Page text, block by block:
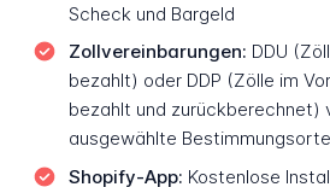
Scheck und Bargeld
Zollvereinbarungen: DDU
bezahlt) oder DDP (Zölle im
bezahlt und zurückberechnet)
ausgewählte Bestimmungsorte
Shopify-App: Kostenlose